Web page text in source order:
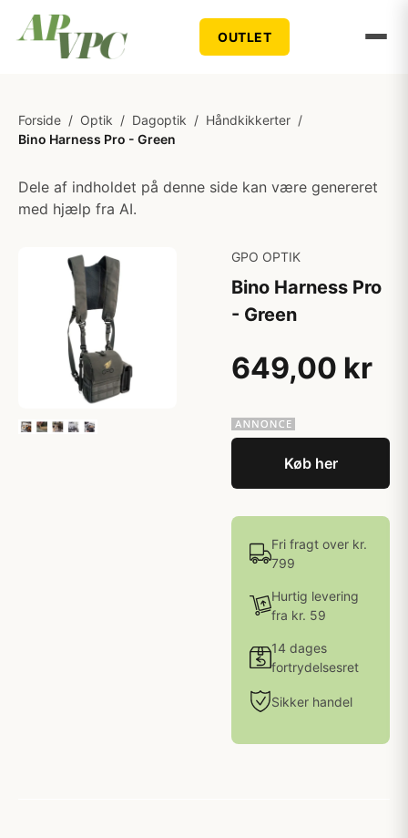
OUTLET
Forside / Optik / Dagoptik / Håndkikkerter /
Bino Harness Pro - Green
Dele af indholdet på denne side kan være genereret
med hjælp fra AI.
GPO OPTIK
Bino Harness Pro
- Green
649,00 kr
Køb her
Fri fragt over kr.
799
Hurtig levering
fra kr. 59
14 dages
fortrydelsesret
Sikker handel